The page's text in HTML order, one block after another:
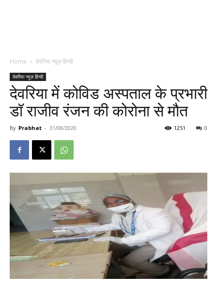
Home देवरिया न्यूज़ हिन्दी
देवरिया न्यूज़ हिन्दी
देवरिया में कोविड अस्पताल के प्रभारी
डॉ राजीव रंजन की कोरोना से मौत
By Prabhat - 31/08/2020 0
1251